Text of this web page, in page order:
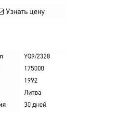
Узнать цену
YQ9/2328
175000
1992
Литва
30 дней